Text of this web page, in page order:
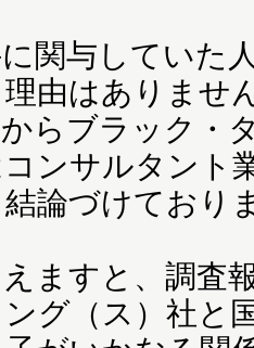
関与していた
由はありませ
らブラック・
ンサルタント
論づけており
ますと、調査
グ（ス）社と